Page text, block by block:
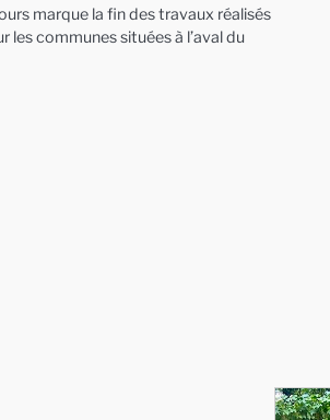
marque la fin des travaux réalisés
les communes situées à l’aval du